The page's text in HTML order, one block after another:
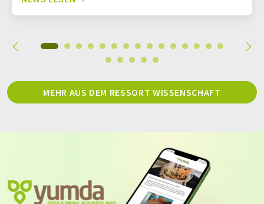
MEHR AUS DEM RESSORT WISSENSCHAFT